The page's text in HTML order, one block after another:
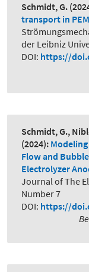
Schmidt, G.
transport in
der Leibniz
DOI: https://
Schmidt, G.,
(2024):
Flow and
Electrolyzer
Journal of The
Number 7
DOI: https://